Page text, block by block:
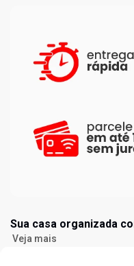
Sua casa organizada
Veja mais